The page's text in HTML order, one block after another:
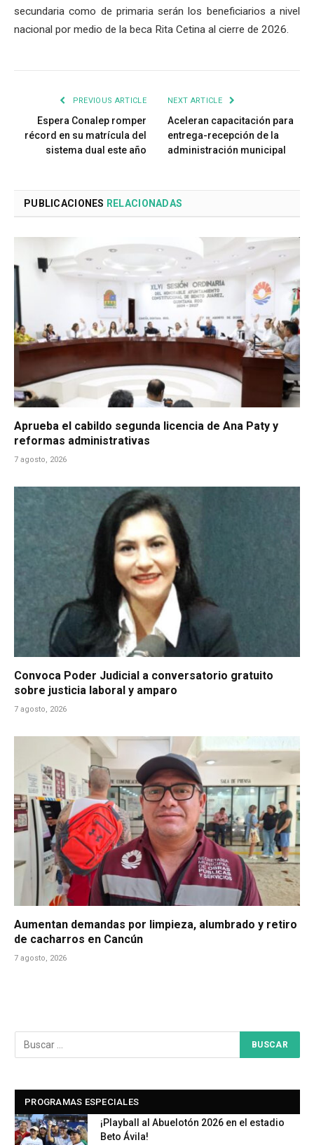
secundaria como de primaria serán los beneficiarios a nivel
nacional por medio de la beca Rita Cetina al cierre de 2026.
PREVIOUS ARTICLE
Espera Conalep romper
récord en su matrícula del
sistema dual este año
NEXT ARTICLE
Aceleran capacitación para
entrega-recepción de la
administración municipal
PUBLICACIONES RELACIONADAS
Aprueba el cabildo segunda licencia de Ana Paty y
reformas administrativas
7 agosto, 2026
Convoca Poder Judicial a conversatorio gratuito
sobre justicia laboral y amparo
7 agosto, 2026
Aumentan demandas por limpieza, alumbrado y retiro
de cacharros en Cancún
7 agosto, 2026
PROGRAMAS ESPECIALES
¡Playball al Abuelotón 2026 en el estadio
Beto Ávila!